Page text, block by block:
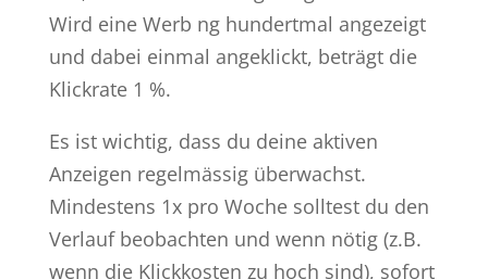
Wird eine Werb ng hundertmal angezeigt
und dabei einmal angeklickt, beträgt die
Klickrate 1 %.
Es ist wichtig, dass du deine aktiven
Anzeigen regelmässig überwachst.
Mindestens 1x pro Woche solltest du den
Verlauf beobachten und wenn nötig (z.B.
wenn die Klickkosten zu hoch sind), sofort